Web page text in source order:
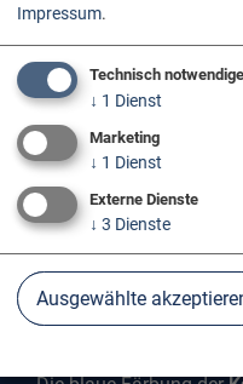
BLAUTOPF
Impressum.
Technisch
↓ 1 Dienst
Marketing
↓ 1 Dienst
Externe Dienste
↓ 3 Dienste
Ausgewählte